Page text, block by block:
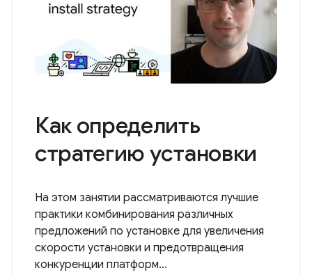
Как определить
стратегию установки
На этом занятии рассматриваются лучшие
практики комбинирования различных
предложений по установке для увеличения
скорости установки и предотвращения
конкуренции платформ...